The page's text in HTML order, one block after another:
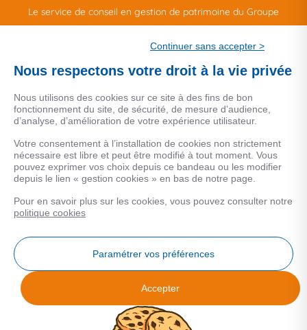
Le service de conseil en gestion de patrimoine du Groupe
MENTIONS LEGALES
Données personnelles
COOKIES
Analyse des performances
© 2026 Facilogi - Solutions en stratégie et intelligence immobilière
Continuer sans accepter >
Nous respectons votre droit à la vie privée
Nous utilisons des cookies sur ce site à des fins de bon
fonctionnement du site, de sécurité, de mesure d’audience,
d’analyse, d’amélioration de votre expérience utilisateur.
Votre consentement à l’installation de cookies non strictement
nécessaire est libre et peut être modifié à tout moment. Vous
pouvez exprimer vos choix depuis ce bandeau ou les modifier
depuis le lien « gestion cookies » en bas de notre page.
Pour en savoir plus sur les cookies, vous pouvez consulter notre
politique cookies
Paramétrer vos préférences
Accepter